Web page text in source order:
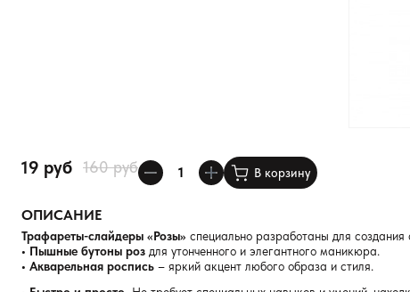
19 руб 160 руб В корзину
ОПИСАНИЕ
Трафареты-слайдеры «Розы» специально разработаны для
• Пышные бутоны роз для утонченного и элегантного маникюра.
• Акварельная роспись – яркий акцент любого образа и стиля.